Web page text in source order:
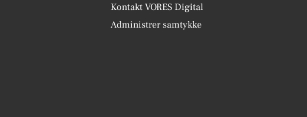
Kontakt VORES Digital
Administrer samtykke